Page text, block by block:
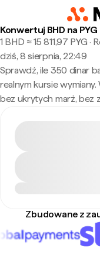
Konwertuj BHD na PYG
1 BHD ≈ 15 811,97 PYG
dziś, 8 sierpnia, 22:49
Sprawdź, ile 350 dinar
realnym kursie
bez ukrytych marż, bez
Zbudowane z